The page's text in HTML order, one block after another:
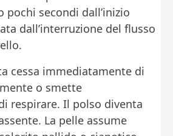
pochi secondi dall’inizio
dall’interruzione del flusso
cessa immediatamente di
o smette
respirare. Il polso diventa
La pelle assume